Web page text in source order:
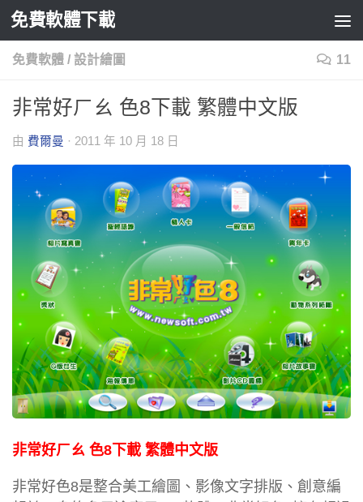
Skip to content
免費軟體下載
免費軟體 / 設計繪圖 11
非常好ㄏㄠ 色8下載 繁體中文版
由 費爾曼 · 2011 年 10 月 18 日
非常好ㄏㄠ 色8下載 繁體中文版
非常好色8是整合美工繪圖、影像文字排版、創意編